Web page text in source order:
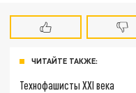
ЧИТАЙТЕ ТАКЖЕ:
Технофашисты XXI века